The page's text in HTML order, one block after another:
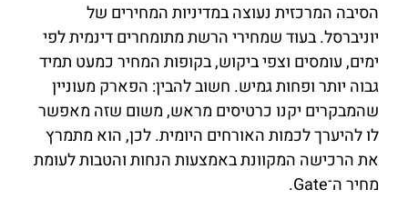
הסיבה המרכזית נעוצה במדיניות המחירים של
יוניברסל. בעוד שמחירי הרשת מתומחרים דינמית לפי
ימים, עומסים וצפי ביקוש, בקופות המחיר כמעט תמיד
גבוה יותר ופחות גמיש. חשוב להבין: הפארק מעוניין
שהמבקרים יקנו כרטיסים מראש, משום שזה מאפשר
לו להיערך לכמות האורחים היומית. לכן, הוא מתמרץ
את הרכישה המקוונת באמצעות הנחות והטבות לעומת
מחיר ה־Gate.